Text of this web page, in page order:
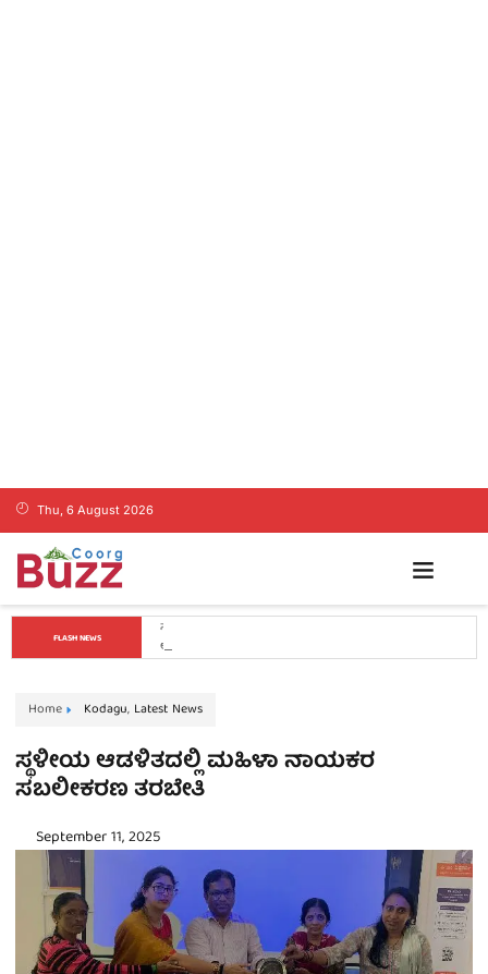
Thu, 6 August 2026
FLASH NEWS
ಕೊಡಗಿನ ಯುವ ನಾಯಕ ಪೊನ್ನಣ್ಣಗೆ ಸಚಿವ ಸ್ಥಾನ..? ನಿಯೋಗದ
ಎದುರು ಸಿಎಂ ಡಿ.ಕೆ. ಶಿವಕುಮಾರ್ ಮಹತ್ವದ ಸುಳಿವು..!
Home Kodagu, Latest News
ಸ್ಥಳೀಯ ಆಡಳಿತದಲ್ಲಿ ಮಹಿಳಾ ನಾಯಕರ
ಸಬಲೀಕರಣ ತರಬೇತಿ
September 11, 2025